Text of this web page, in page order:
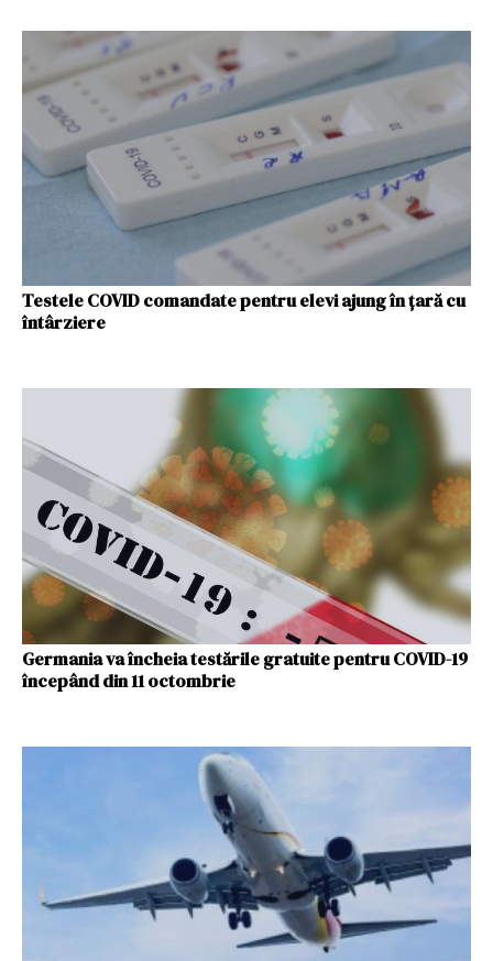
Testele COVID comandate pentru elevi ajung în țară cu
întârziere
Germania va încheia testările gratuite pentru COVID-19
începând din 11 octombrie